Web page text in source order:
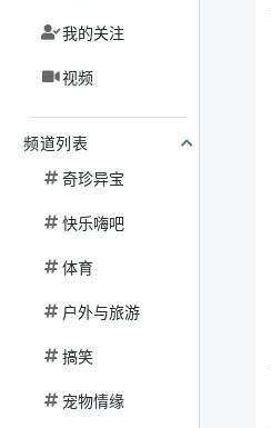
我的关注
视频
频道列表
奇珍异宝
快乐嗨吧
体育
户外与旅游
搞笑
宠物情缘